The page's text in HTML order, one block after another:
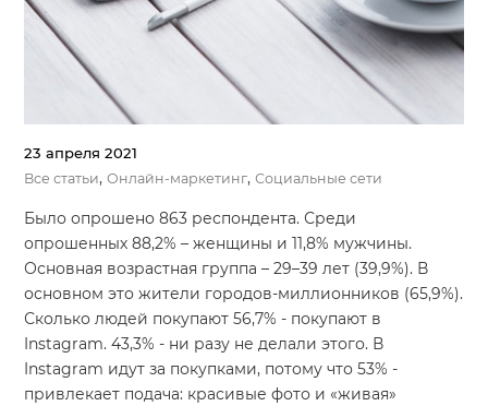
23 апреля 2021
Все статьи,Онлайн-маркетинг,Социальные сети
Было опрошено 863 респондента. Среди
опрошенных 88,2% – женщины и 11,8% мужчины.
Основная возрастная группа – 29–39 лет (39,9%). В
основном это жители городов-миллионников (65,9%).
Сколько людей покупают 56,7% - покупают в
Instagram. 43,3% - ни разу не делали этого. В
Instagram идут за покупками, потому что 53% -
привлекает подача: красивые фото и «живая»